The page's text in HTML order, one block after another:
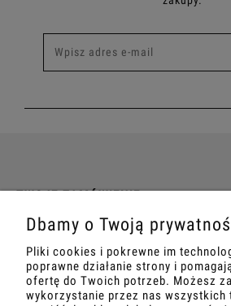
TWOJE ZAMÓWIENIE
INFORMACJE
MARKETING
Dbamy o Twoją
Pliki cookies i pokrewne im
poprawne działanie strony i
ofertę do Twoich potrzeb. Możesz
wykorzystanie przez nas wszystkich